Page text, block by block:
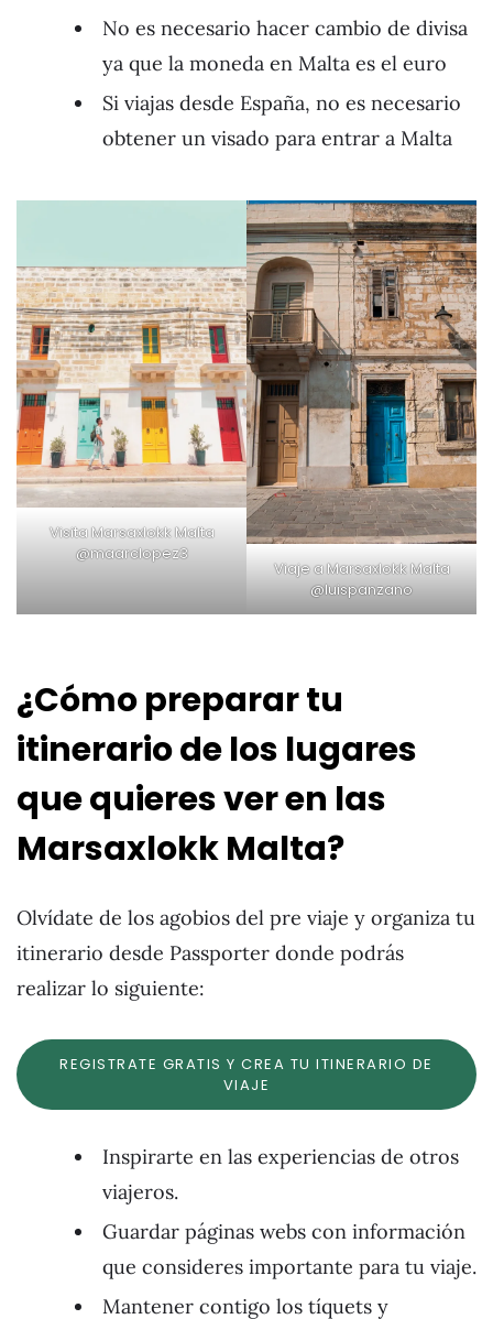
No es necesario hacer cambio de divisa
ya que la moneda en Malta es el euro
Si viajas desde España, no es necesario
obtener un visado para entrar a Malta
Visita Marsaxlokk Malta
@maarclopez3
Viaje a Marsaxlokk Malta
@luispanzano
¿Cómo preparar tu
itinerario de los lugares
que quieres ver en las
Marsaxlokk Malta?
Olvídate de los agobios del pre viaje y organiza tu
itinerario desde Passporter donde podrás
realizar lo siguiente:
REGISTRATE GRATIS Y CREA TU ITINERARIO DE
VIAJE
Inspirarte en las experiencias de otros
viajeros.
Guardar páginas webs con información
que consideres importante para tu viaje.
Mantener contigo los tíquets y